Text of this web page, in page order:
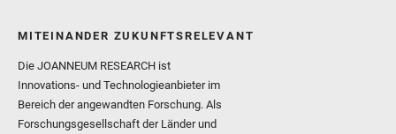
MITEINANDER ZUKUNFTSRELEVANT
Die JOANNEUM RESEARCH ist
Innovations- und Technologieanbieter im
Bereich der angewandten Forschung. Als
Forschungsgesellschaft der Länder und